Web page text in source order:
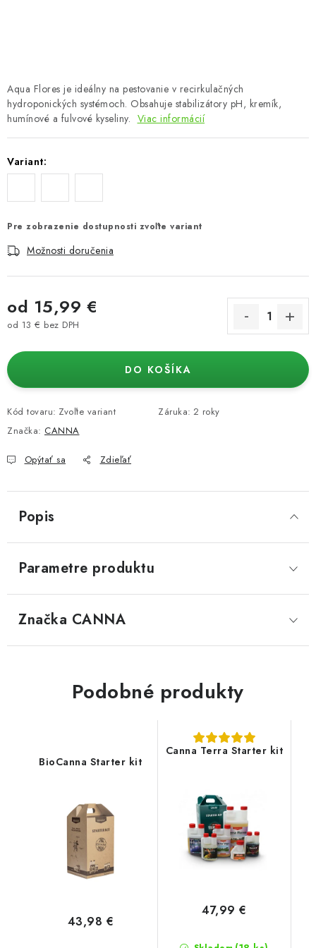
Aqua Flores je ideálny na pestovanie v recirkulačných
hydroponických systémoch. Obsahuje stabilizátory pH, kremík,
humínové a fulvové kyseliny. Viac informácií
Variant:
Pre zobrazenie dostupnosti zvoľte variant
Možnosti doručenia
od 15,99 €
od 13 € bez DPH
DO KOŠÍKA
Kód tovaru: Zvoľte variant Záruka: 2 roky
Značka: CANNA
Opýtať sa Zdieľať
Popis
Parametre produktu
Značka CANNA
Podobné produkty
BioCanna Starter kit
43,98 €
Canna Terra Starter kit
47,99 €